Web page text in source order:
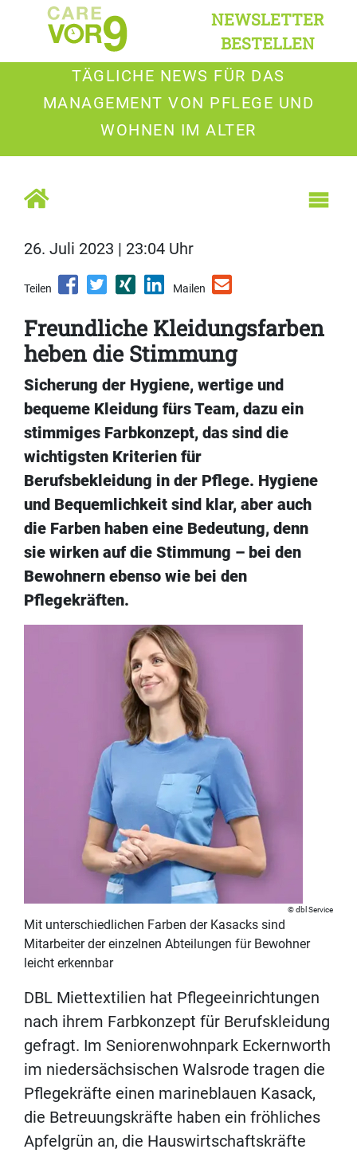
NEWSLETTER
BESTELLEN
TÄGLICHE NEWS FÜR DAS
MANAGEMENT VON PFLEGE UND
WOHNEN IM ALTER
26. Juli 2023 | 23:04 Uhr
Teilen Mailen
Freundliche Kleidungsfarben
heben die Stimmung
Sicherung der Hygiene, wertige und
bequeme Kleidung fürs Team, dazu ein
stimmiges Farbkonzept, das sind die
wichtigsten Kriterien für
Berufsbekleidung in der Pflege. Hygiene
und Bequemlichkeit sind klar, aber auch
die Farben haben eine Bedeutung, denn
sie wirken auf die Stimmung – bei den
Bewohnern ebenso wie bei den
Pflegekräften.
dbl Service
Mit unterschiedlichen Farben der Kasacks sind
Mitarbeiter der einzelnen Abteilungen für Bewohner
leicht erkennbar
DBL Miettextilien hat Pflegeeinrichtungen
nach ihrem Farbkonzept für Berufskleidung
gefragt. Im Seniorenwohnpark Eckernworth
im niedersächsischen Walsrode tragen die
Pflegekräfte einen marineblauen Kasack,
die Betreuungskräfte haben ein fröhliches
Apfelgrün an, die Hauswirtschaftskräfte